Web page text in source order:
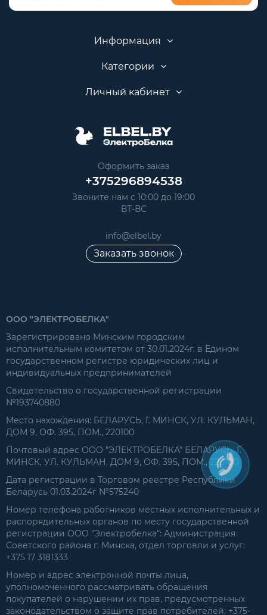
Информация
Категории
Личный кабинет
Оформить заказ
+375296894538
Звоните нам с 10:00 до 19:00
ВТ-ВС
info@elbel.by
Заказать звонок
ООО "ЭЛЕКТРОБЕЛКА"
Зарегистрировано Минским городским
исполнительным комитетом от 30.01.2024г. в Едином
государственном регистре юридических лиц и
индивидуальных предпринимателей
Свидетельство о государственной регистрации
№193740880
Место нахождения: БЕЛАРУСЬ, Г. МИНСК, УЛ. КУЛЬМАН,
ДОМ 9, ОФ. 395, ПОМ., 220100
Почтовый адрес ООО "ЭЛЕКТРОБЕЛКА" БЕЛАРУСЬ, Г.
МИНСК, УЛ. КУЛЬМАН, ДОМ 9, ОФ. 395, ПОМ., 220100
Дата регистрации в Торговом реестре Республики
Беларусь 01.03.2024г №575240
Номер телефона работников местных исполнительных и
распорядительных органов по месту государственной
регистрации ООО "Электробелка": Администрация
Советского района г. Минска, отдел торговли и услуг:
+375 17 3181333
Номер и адрес электронной почты лица,
уполномоченного рассматривать обращения
покупателей о нарушении их прав, предусмотренных
законодательством о защите прав потребителей: +375-